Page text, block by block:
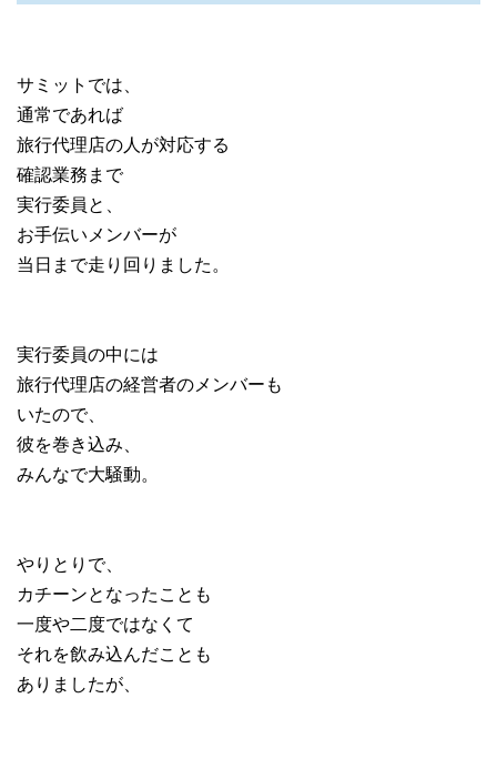
サミットでは、
通常であれば
旅行代理店の人が対応する
確認業務まで
実行委員と、
お手伝いメンバーが
当日まで走り回りました。
実行委員の中には
旅行代理店の経営者のメンバーも
いたので、
彼を巻き込み、
みんなで大騒動。
やりとりで、
カチーンとなったことも
一度や二度ではなくて
それを飲み込んだことも
ありましたが、